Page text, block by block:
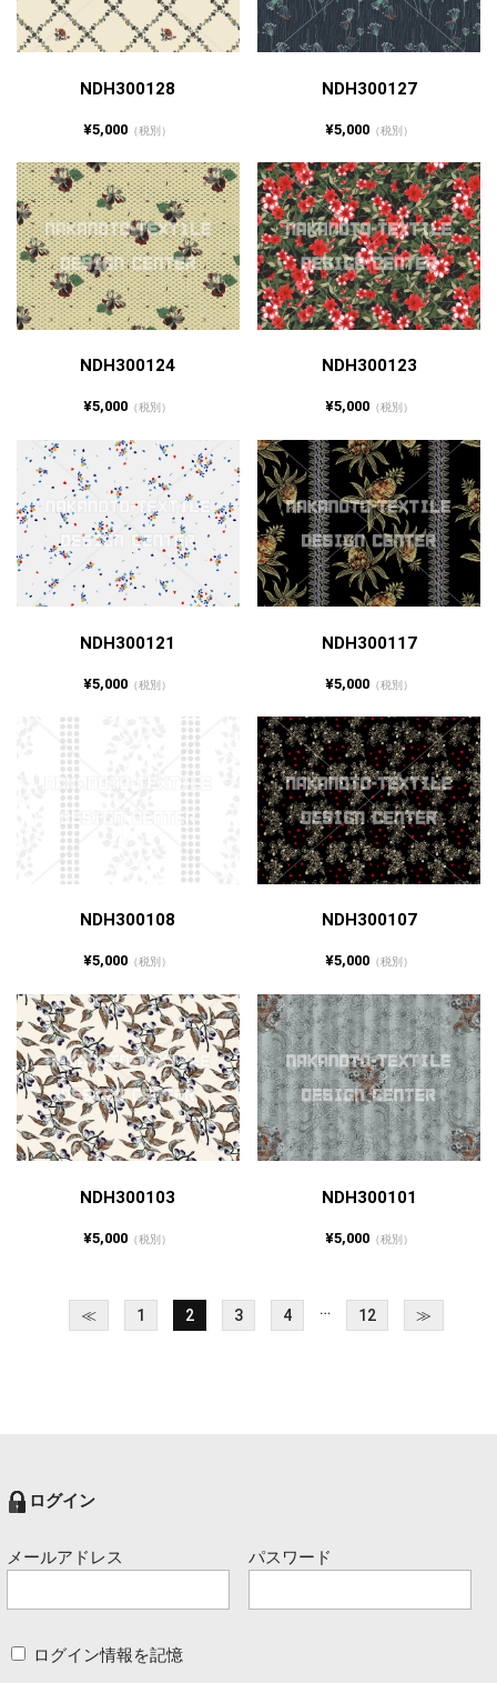
NDH300128
¥5,000 （税別）
NDH300127
¥5,000（税別）
NDH300124
¥5,000 （税別）
NDH300123
¥5,000（税別）
NDH300121
¥5,000 （税別）
NDH300117
¥5,000（税別）
NDH300108
¥5,000 （税別）
NDH300107
¥5,000（税別）
NDH300103
¥5,000 （税別）
NDH300101
¥5,000（税別）
≪ 1 2 3 4 … 12 ≫
ログイン
メールアドレス パスワード
ログイン情報を記憶